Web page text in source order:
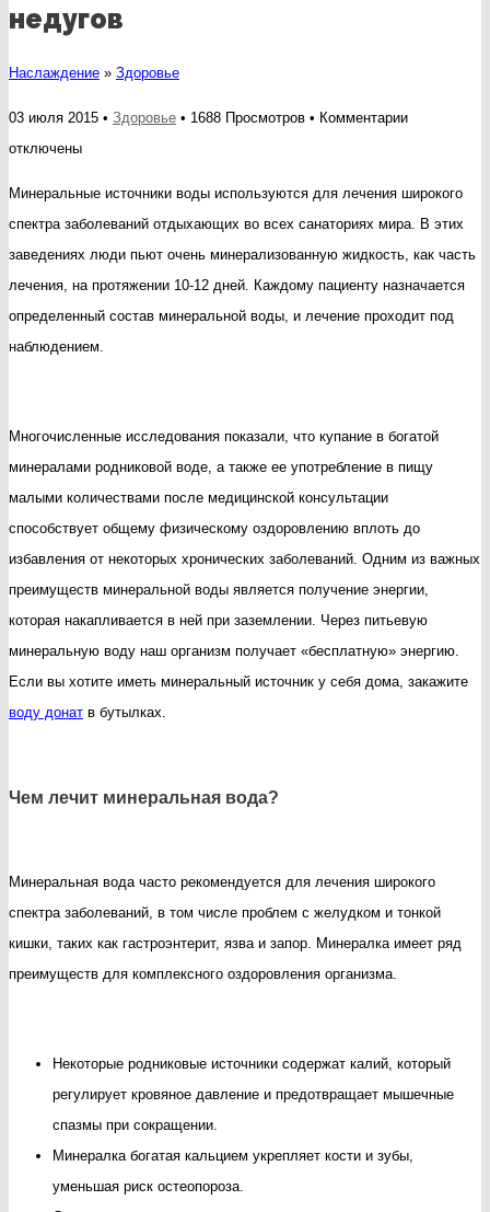
недугов
Наслаждение » Здоровье
03 июля 2015 • Здоровье • 1688 Просмотров • Комментариик
отключены
Минеральные источники воды используются для лечения широкого
спектра заболеваний отдыхающих во всех санаториях мира. В этих
заведениях люди пьют очень минерализованную жидкость, как часть
лечения, на протяжении 10-12 дней. Каждому пациенту назначается
определенный состав минеральной воды, и лечение проходит под
наблюдением.
Многочисленные исследования показали, что купание в богатой
минералами родниковой воде, а также ее употребление в пищу
малыми количествами после медицинской консультации
способствует общему физическому оздоровлению вплоть до
избавления от некоторых хронических заболеваний. Одним из важных
преимуществ минеральной воды является получение энергии,
которая накапливается в ней при заземлении. Через питьевую
минеральную воду наш организм получает «бесплатную» энергию.
Если вы хотите иметь минеральный источник у себя дома, закажите
воду донат в бутылках.
Чем лечит минеральная вода?
Минеральная вода часто рекомендуется для лечения широкого
спектра заболеваний, в том числе проблем с желудком и тонкой
кишки, таких как гастроэнтерит, язва и запор. Минералка имеет ряд
преимуществ для комплексного оздоровления организма.
Некоторые родниковые источники содержат калий, который
регулирует кровяное давление и предотвращает мышечные
спазмы при сокращении.
Минералка богатая кальцием укрепляет кости и зубы,
уменьшая риск остеопороза.